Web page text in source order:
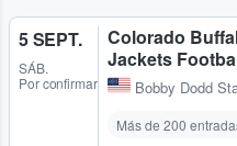
5 SEPT.
SÁB.
Por confirmar
Colorado
Jackets
Bobby Dodd
Más de 200